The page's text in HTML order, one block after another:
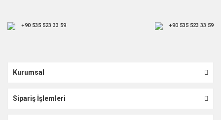
+90 535 523 33 59 +90 535 523 33 59
Kurumsal
Sipariş İşlemleri